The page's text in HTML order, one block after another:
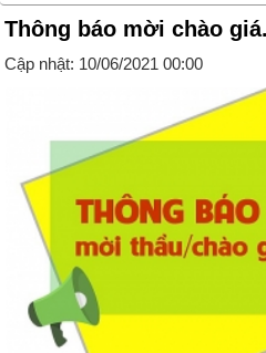
Thông báo mời chào
Cập nhật: 10/06/2021 00:00